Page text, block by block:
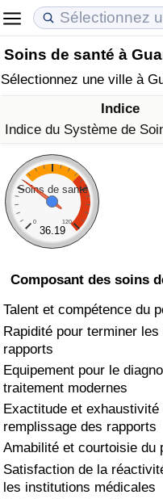
Soins de santé à
Sélectionnez une ville à
Indice
Indice du Système de
Soins de santé
0 120
36.19
Composant des soins
Talent et compétence du
Rapidité pour terminer
rapports
Equipement pour le
traitement modernes
Exactitude et exhaustivité
remplissage des rapports
Amabilité et courtoisie du
Satisfaction de la
les institutions médicales
Coût de la vie
Indice du Coût de la Vie
Indice du Coût de la Vie
Indice du coût de la vie
à Akaba
Prix de l'immobilier
Indice des Prix de
Indice des Prix de
Indice des Prix de
Qualité de Vie
Indice de Qualité de Vie
Indice de Qualité de
Indice de qualité de vie
Criminalité
Indice de Criminalité
Indice de criminalité par
Soins de santé
Indice des soins de
Indice des soins de